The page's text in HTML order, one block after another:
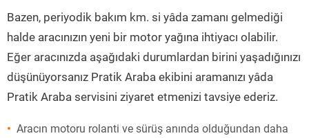
Bazen, periyodik bakım km. si yâda zamanı gelmediği
halde aracınızın yeni bir motor yağına ihtiyacı olabilir.
Eğer aracınızda aşağıdaki durumlardan birini yaşadığınızı
düşünüyorsanız Pratik Araba ekibini aramanızı yâda
Pratik Araba servisini ziyaret etmenizi tavsiye ederiz.
Aracın motoru rolanti ve sürüş anında olduğundan daha